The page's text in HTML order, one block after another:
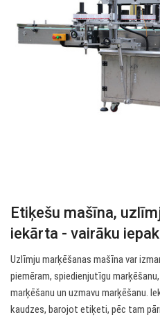
Etiķešu mašīna,
iekārta - vairāku
Uzlīmju marķēšanas mašīna var
piemēram, spiedienjutīgu
marķēšanu un uzmavu marķēšanu.
kaudzes, barojot etiķeti, pēc tam